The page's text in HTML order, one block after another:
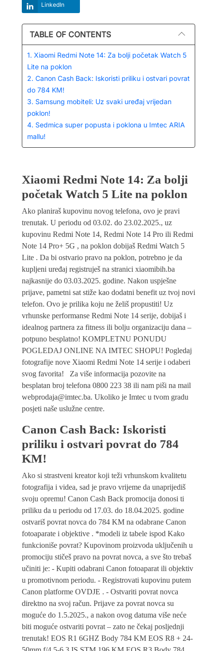
LinkedIn
TABLE OF CONTENTS
1. Xiaomi Redmi Note 14: Za bolji početak Watch 5
Lite na poklon
2. Canon Cash Back: Iskoristi priliku i ostvari povrat
do 784 KM!
3. Samsung mobiteli: Uz svaki uređaj vrijedan
poklon!
4. Sedmica super popusta i poklona u Imtec ARIA
mallu!
Xiaomi Redmi Note 14: Za bolji
početak Watch 5 Lite na poklon
Ako planiraš kupovinu novog telefona, ovo je pravi
trenutak. U periodu od 03.02. do 23.02.2025., uz
kupovinu Redmi Note 14, Redmi Note 14 Pro ili Redmi
Note 14 Pro+ 5G , na poklon dobijaš Redmi Watch 5
Lite . Da bi ostvario pravo na poklon, potrebno je da
kupljeni uređaj registruješ na stranici xiaomibih.ba
najkasnije do 03.03.2025. godine. Nakon uspješne
prijave, pametni sat stiže kao dodatni benefit uz tvoj novi
telefon. Ovo je prilika koju ne želiš propustiti! Uz
vrhunske performanse Redmi Note 14 serije, dobijaš i
idealnog partnera za fitness ili bolju organizaciju dana –
potpuno besplatno! KOMPLETNU PONUDU
POGLEDAJ ONLINE NA IMTEC SHOPU! Pogledaj
fotografije nove Xiaomi Redmi Note 14 serije i odaberi
svog favorita! Za više informacija pozovite na
besplatan broj telefona 0800 223 38 ili nam piši na mail
webprodaja@imtec.ba. Ukoliko je Imtec u tvom gradu
posjeti naše uslužne centre.
Canon Cash Back: Iskoristi
priliku i ostvari povrat do 784
KM!
Ako si strastveni kreator koji teži vrhunskom kvalitetu
fotografija i videa, sad je pravo vrijeme da unaprijediš
svoju opremu! Canon Cash Back promocija donosi ti
priliku da u periodu od 17.03. do 18.04.2025. godine
ostvariš povrat novca do 784 KM na odabrane Canon
fotoaparate i objektive . *modeli iz tabele ispod Kako
funkcioniše povrat? Kupovinom proizvoda uključenih u
promociju stičeš pravo na povrat novca, a sve što trebaš
učiniti je: - Kupiti odabrani Canon fotoaparat ili objektiv
u promotivnom periodu. - Registrovati kupovinu putem
Canon platforme OVDJE . - Ostvariti povrat novca
direktno na svoj račun. Prijave za povrat novca su
moguće do 1.5.2025., a nakon ovog datuma više neće
biti moguće ostvariti povrat – zato ne čekaj posljednji
trenutak! EOS R1 6GHZ Body 784 KM EOS R8 + 24-